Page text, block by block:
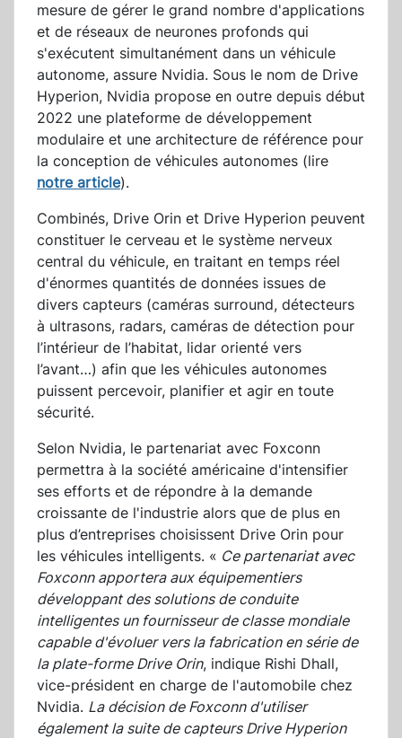
mesure de gérer le grand nombre d'applications
et de réseaux de neurones profonds qui
s'exécutent simultanément dans un véhicule
autonome, assure Nvidia. Sous le nom de Drive
Hyperion, Nvidia propose en outre depuis début
2022 une plateforme de développement
modulaire et une architecture de référence pour
la conception de véhicules autonomes (lire
notre article).
Combinés, Drive Orin et Drive Hyperion peuvent
constituer le cerveau et le système nerveux
central du véhicule, en traitant en temps réel
d'énormes quantités de données issues de
divers capteurs (caméras surround, détecteurs
à ultrasons, radars, caméras de détection pour
l’intérieur de l’habitat, lidar orienté vers
l’avant…) afin que les véhicules autonomes
puissent percevoir, planifier et agir en toute
sécurité.
Selon Nvidia, le partenariat avec Foxconn
permettra à la société américaine d'intensifier
ses efforts et de répondre à la demande
croissante de l'industrie alors que de plus en
plus d’entreprises choisissent Drive Orin pour
les véhicules intelligents. « Ce partenariat avec
Foxconn apportera aux équipementiers
développant des solutions de conduite
intelligentes un fournisseur de classe mondiale
capable d'évoluer vers la fabrication en série de
la plate-forme Drive Orin, indique Rishi Dhall,
vice-président en charge de l'automobile chez
Nvidia. La décision de Foxconn d'utiliser
également la suite de capteurs Drive Hyperion